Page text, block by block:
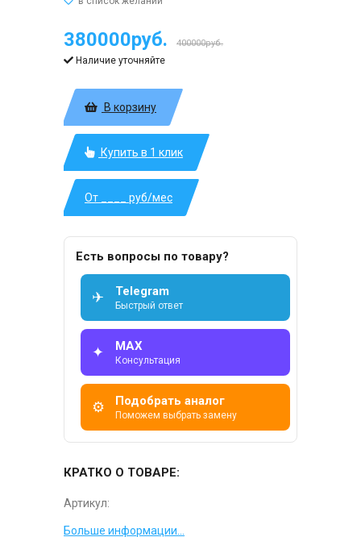
380000руб. 400000руб.
Наличие уточняйте
В корзину
Купить в 1 клик
От ____ руб/мес
Есть вопросы по товару?
✈ Telegram
Быстрый ответ
✦ MAX
Консультация
⚙ Подобрать аналог
Поможем выбрать замену
КРАТКО О ТОВАРЕ:
Артикул:
Больше информации...